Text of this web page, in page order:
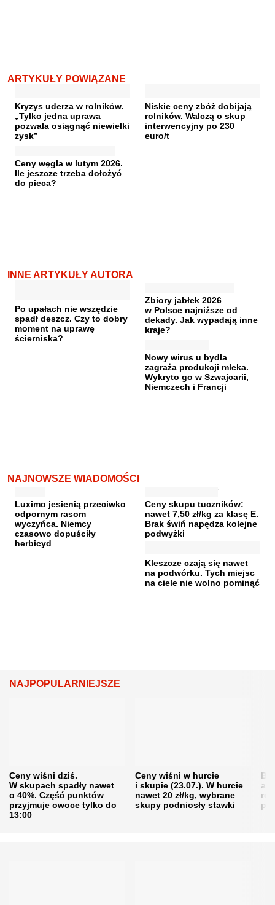
ARTYKUŁY POWIĄZANE
Kryzys uderza w rolników.
„Tylko jedna uprawa
pozwala osiągnąć niewielki
zysk”
Niskie ceny zbóż dobijają
rolników. Walczą o skup
interwencyjny po 230
euro/t
Ceny węgla w lutym 2026.
Ile jeszcze trzeba dołożyć
do pieca?
INNE ARTYKUŁY AUTORA
Po upałach nie wszędzie
spadł deszcz. Czy to dobry
moment na uprawę
ścierniska?
Zbiory jabłek 2026
w Polsce najniższe od
dekady. Jak wypadają inne
kraje?
Nowy wirus u bydła
zagraża produkcji mleka.
Wykryto go w Szwajcarii,
Niemczech i Francji
NAJNOWSZE WIADOMOŚCI
Luximo jesienią przeciwko
odpornym rasom
wyczyńca. Niemcy
czasowo dopuściły
herbicyd
Ceny skupu tuczników:
nawet 7,50 zł/kg za klasę E.
Brak świń napędza kolejne
podwyżki
Kleszcze czają się nawet
na podwórku. Tych miejsc
na ciele nie wolno pominąć
NAJPOPULARNIEJSZE
Ceny wiśni dziś.
W skupach spadły nawet
o 40%. Część punktów
przyjmuje owoce tylko do
13:00
Ceny wiśni w hurcie
i skupie (23.07.). W hurcie
nawet 20 zł/kg, wybrane
skupy podniosły stawki